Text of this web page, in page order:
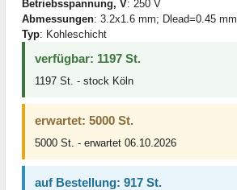
Betriebsspannung, V: 250 V
Abmessungen: 3.2x1.6 mm; Dlead=0.45 mm
Typ: Kohleschicht
verfügbar: 1197 St.
1197 St. - stock Köln
erwartet: 5000 St.
5000 St. - erwartet 06.10.2026
auf Bestellung: 917 St.